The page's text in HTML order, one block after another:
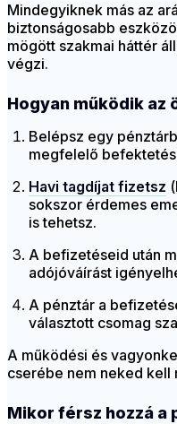
Mindegyiknek más az
biztonságosabb
mögött szakmai háttér
végzi.
Hogyan működik az
Belépsz egy
megfelelő
Havi tagdíjat fizetsz
sokszor érdemes
is tehetsz.
A befizetéseid után
adójóváírást
A pénztár a
választott csomag
A működési és
cserébe nem neked kell
Mikor férsz hozzá a